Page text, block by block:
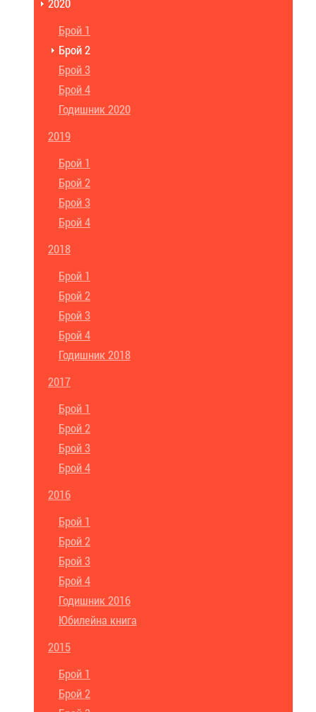
Брой 1
Брой 2
Брой 3
Брой 4
Годишник 2020
2019
Брой 1
Брой 2
Брой 3
Брой 4
2018
Брой 1
Брой 2
Брой 3
Брой 4
Годишник 2018
2017
Брой 1
Брой 2
Брой 3
Брой 4
2016
Брой 1
Брой 2
Брой 3
Брой 4
Годишник 2016
Юбилейна книга
2015
Брой 1
Брой 2